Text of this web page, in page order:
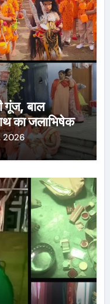
गूंज, बाल
का जलाभिषेक
2026